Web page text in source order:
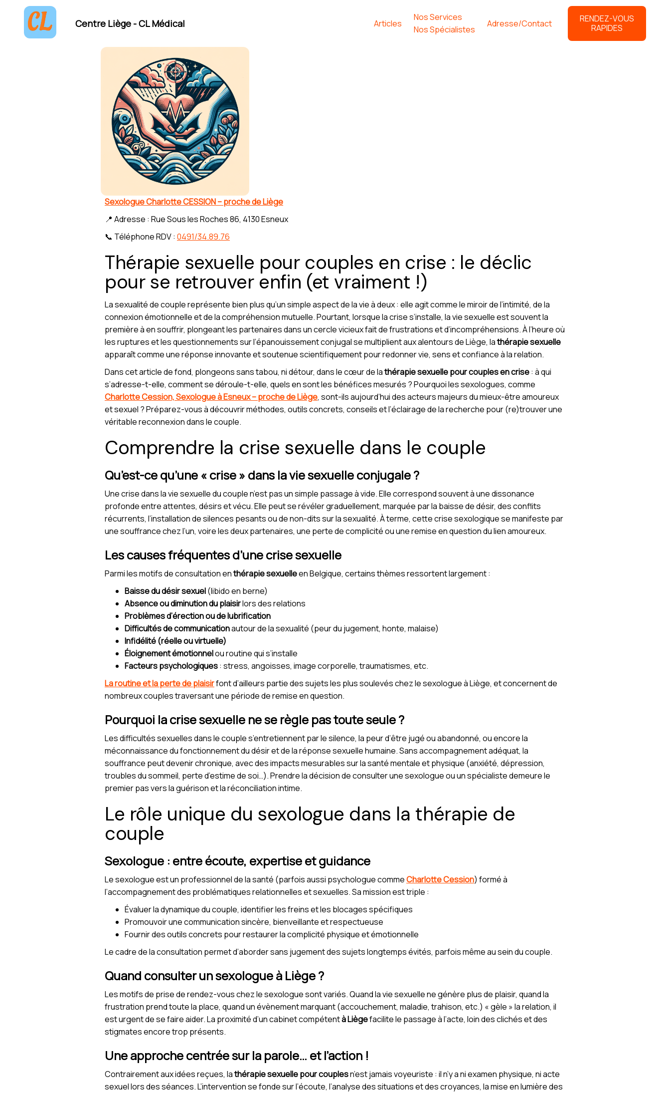
Centre Liège - CL Médical Articles
Nos Services
Nos Spécialistes
Adresse/Contact
RENDEZ-VOUS
RAPIDES
Sexologue Charlotte CESSION – proche de Liège
📍 Adresse : Rue Sous les Roches 86, 4130 Esneux
📞 Téléphone RDV : 0491/34.89.76
Thérapie sexuelle pour couples en crise : le déclic
pour se retrouver enfin (et vraiment !)
La sexualité de couple représente bien plus qu’un simple aspect de la vie à deux : elle agit comme le miroir de l’intimité, de la
connexion émotionnelle et de la compréhension mutuelle. Pourtant, lorsque la crise s’installe, la vie sexuelle est souvent la
première à en souffrir, plongeant les partenaires dans un cercle vicieux fait de frustrations et d’incompréhensions. À l’heure où
les ruptures et les questionnements sur l’épanouissement conjugal se multiplient aux alentours de Liège, lathérapie sexuelle
apparaît comme une réponse innovante et soutenue scientifiquement pour redonner vie, sens et confiance à la relation.
Dans cet article de fond, plongeons sans tabou, ni détour, dans le cœur de lathérapie sexuelle pour couples en crise: à qui
s’adresse-t-elle, comment se déroule-t-elle, quels en sont les bénéfices mesurés ? Pourquoi les sexologues, comme
Charlotte Cession, Sexologue à Esneux – proche de Liège, sont-ils aujourd’hui des acteurs majeurs du mieux-être amoureux
et sexuel ? Préparez-vous à découvrir méthodes, outils concrets, conseils et l’éclairage de la recherche pour (re)trouver une
véritable reconnexion dans le couple.
Comprendre la crise sexuelle dans le couple
Qu’est-ce qu’une « crise » dans la vie sexuelle conjugale ?
Une crise dans la vie sexuelle du couple n’est pas un simple passage à vide. Elle correspond souvent à une dissonance
profonde entre attentes, désirs et vécu. Elle peut se révéler graduellement, marquée par la baisse de désir, des conflits
récurrents, l’installation de silences pesants ou de non-dits sur la sexualité. À terme, cette crise sexologique se manifeste par
une souffrance chez l’un, voire les deux partenaires, une perte de complicité ou une remise en question du lien amoureux.
Les causes fréquentes d’une crise sexuelle
Parmi les motifs de consultation enthérapie sexuelleen Belgique, certains thèmes ressortent largement :
Baisse du désir sexuel(libido en berne)
Absence ou diminution du plaisirlors des relations
Problèmes d’érection ou de lubrification
Difficultés de communicationautour de la sexualité (peur du jugement, honte, malaise)
Infidélité (réelle ou virtuelle)
Éloignement émotionnelou routine qui s’installe
Facteurs psychologiques: stress, angoisses, image corporelle, traumatismes, etc.
La routine et la perte de plaisirfont d’ailleurs partie des sujets les plus soulevés chez le sexologue à Liège, et concernent de
nombreux couples traversant une période de remise en question.
Pourquoi la crise sexuelle ne se règle pas toute seule ?
Les difficultés sexuelles dans le couple s’entretiennent par le silence, la peur d’être jugé ou abandonné, ou encore la
méconnaissance du fonctionnement du désir et de la réponse sexuelle humaine. Sans accompagnement adéquat, la
souffrance peut devenir chronique, avec des impacts mesurables sur la santé mentale et physique (anxiété, dépression,
troubles du sommeil, perte d’estime de soi…). Prendre la décision de consulter une sexologue ou un spécialiste demeure le
premier pas vers la guérison et la réconciliation intime.
Le rôle unique du sexologue dans la thérapie de
couple
Sexologue : entre écoute, expertise et guidance
Le sexologue est un professionnel de la santé (parfois aussi psychologue commeCharlotte Cession) formé à
l’accompagnement des problématiques relationnelles et sexuelles. Sa mission est triple :
Évaluer la dynamique du couple, identifier les freins et les blocages spécifiques
Promouvoir une communication sincère, bienveillante et respectueuse
Fournir des outils concrets pour restaurer la complicité physique et émotionnelle
Le cadre de la consultation permet d’aborder sans jugement des sujets longtemps évités, parfois même au sein du couple.
Quand consulter un sexologue à Liège ?
Les motifs de prise de rendez-vous chez le sexologue sont variés. Quand la vie sexuelle ne génère plus de plaisir, quand la
frustration prend toute la place, quand un évènement marquant (accouchement, maladie, trahison, etc.) « gèle » la relation, il
est urgent de se faire aider. La proximité d’un cabinet compétentà Liègefacilite le passage à l’acte, loin des clichés et des
stigmates encore trop présents.
Une approche centrée sur la parole… et l’action !
Contrairement aux idées reçues, lathérapie sexuelle pour couplesn’est jamais voyeuriste : il n’y a ni examen physique, ni acte
sexuel lors des séances. L’intervention se fonde sur l’écoute, l’analyse des situations et des croyances, la mise en lumière des